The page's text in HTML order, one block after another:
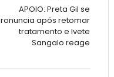
APOIO: Preta Gil se
após retomar
tratamento e Ivete
Sangalo reage